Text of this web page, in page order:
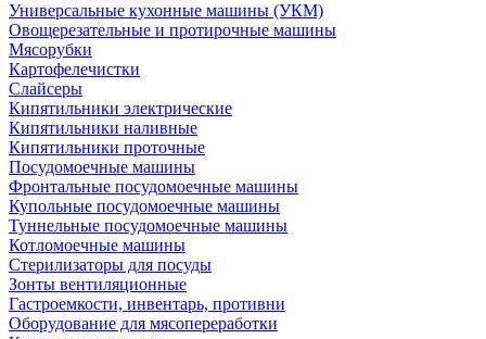
Универсальные кухонные машины (УКМ)
Овощерезательные и протирочные машины
Мясорубки
Картофелечистки
Слайсеры
Кипятильники электрические
Кипятильники наливные
Кипятильники проточные
Посудомоечные машины
Фронтальные посудомоечные машины
Купольные посудомоечные машины
Туннельные посудомоечные машины
Котломоечные машины
Стерилизаторы для посуды
Зонты вентиляционные
Гастроемкости, инвентарь, противни
Оборудование для мясопереработки